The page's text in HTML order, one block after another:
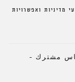
מדיניות ואפשרויות
مشترك –